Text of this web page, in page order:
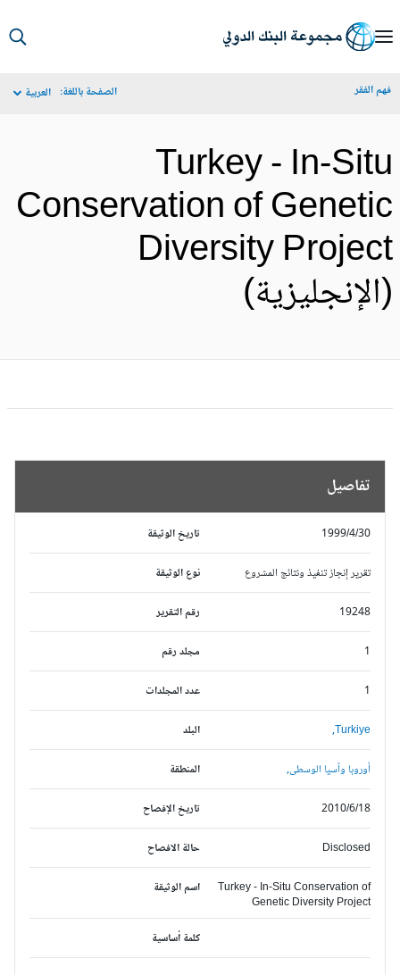
الفقر الصفحة باللغة: العربية
Turkey - In-
Conservation of
Diversity
تفاصيل
تاريخ الوثيقة 1999/4/30
نوع الوثيقة تقرير إنجاز تنفيذ ونتائج المشروع
رقم التقرير 19248
مجلد رقم
عدد المجلدات
البلد Turkiye,
المنطقة أوروبا وآسيا الوسطى,
تاريخ الإفصاح 2010/6/18
حالة الافصاح Disclosed
اسم الوثيقة
Turkey - In-Situ Conservation of
Genetic Diversity Project
كلمة أساسية